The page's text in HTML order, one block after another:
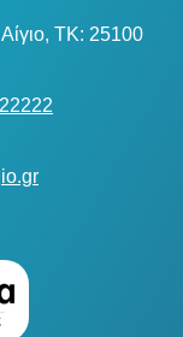
TK: 25100